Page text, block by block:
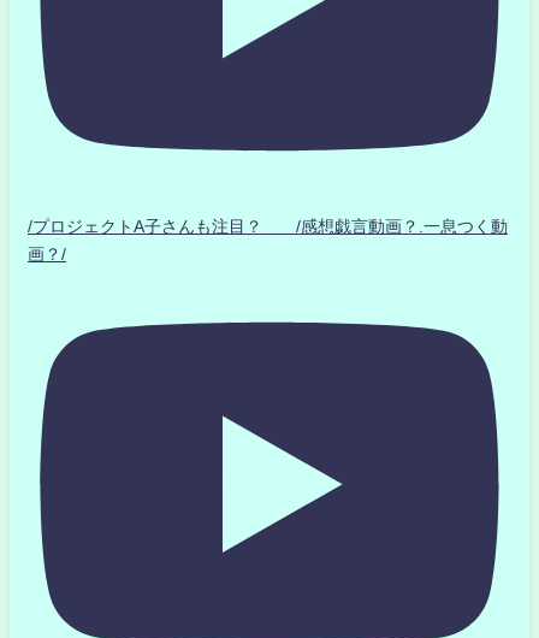
/プロジェクトA子さんも注目？ /感想戯言動画？.一息つく動
画？/